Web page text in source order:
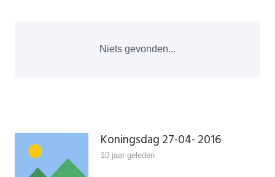
Niets gevonden...
Koningsdag 27-04- 2016
10 jaar geleden